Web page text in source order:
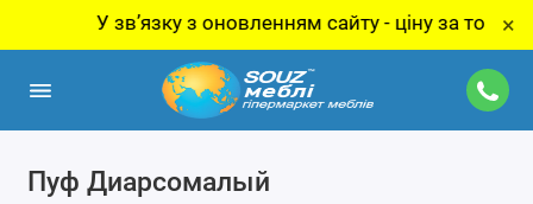
У звʼязку з оновленням сайту - ціну за товар ×
Пуф Диарсомалый